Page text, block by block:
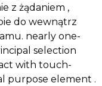
z żądaniem ,
do wewnątrz
nearly one-
selection
with touch-
purpose element .